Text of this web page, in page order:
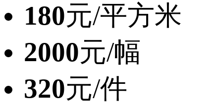
180元/平方米
2000元/幅
320元/件